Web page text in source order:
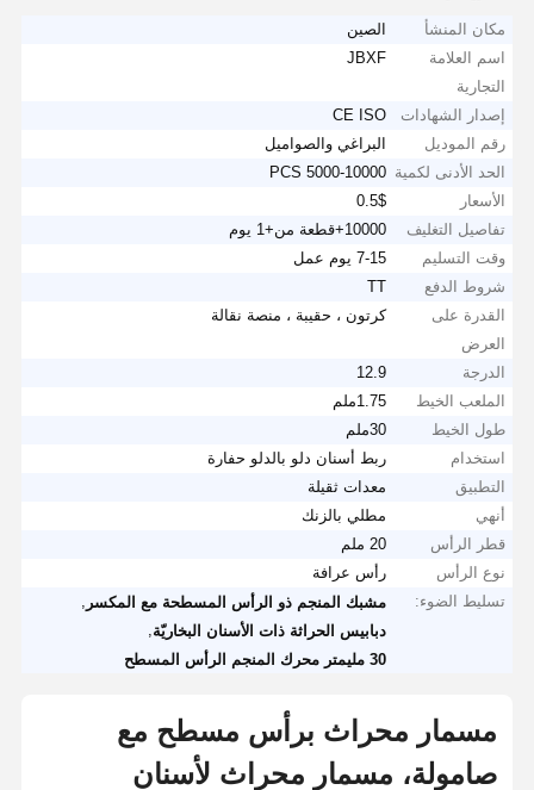
مكان المنشأ
الصين
اسم العلامة
التجارية
JBXF
إصدار الشهادات
CE ISO
رقم الموديل
البراغي والصواميل
الحد الأدنى لكمية 5000-10000 PCS
الأسعار
0.5$
تفاصيل التغليف
10000+قطعة من+1 يوم
وقت التسليم
7-15 يوم عمل
شروط الدفع
TT
القدرة على
العرض
كرتون ، حقيبة ، منصة نقالة
الدرجة
12.9
الملعب الخيط
1.75ملم
طول الخيط
30ملم
استخدام
ربط أسنان دلو بالدلو حفارة
التطبيق
معدات ثقيلة
أنهي
مطلي بالزنك
قطر الرأس
20 ملم
نوع الرأس
رأس عرافة
تسليط الضوء:
مشبك المنجم ذو الرأس المسطحة مع المكسر
دبابيس الحراثة ذات الأسنان البخاريّة
30 مليمتر محرك المنجم الرأس المسطح
مسمار محراث برأس مسطح مع
صامولة، مسمار محراث لأسنان